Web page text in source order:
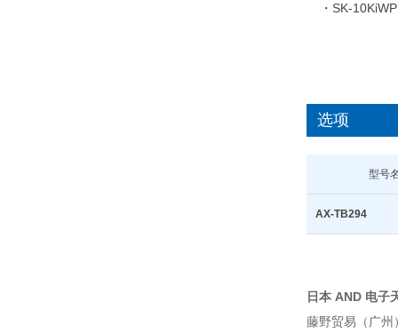
・SK-
选项
型号
AX-TB294
日本 AND 电子
藤野贸易（广州